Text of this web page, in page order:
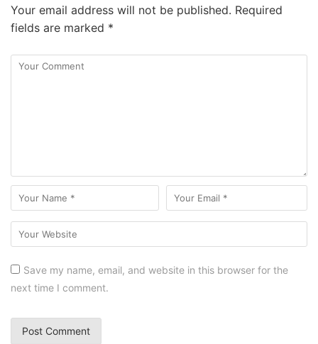
Your email address will not be published. Required
fields are marked *
Save my name, email, and website in this browser for the
next time I comment.